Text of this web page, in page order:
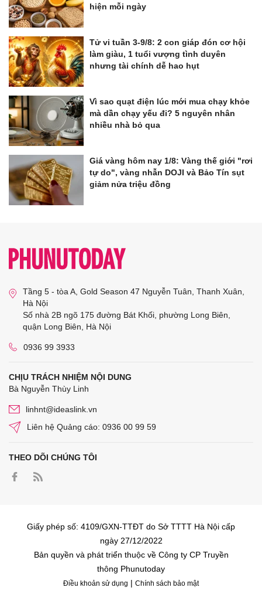
hiện mỗi ngày
Tử vi tuần 3-9/8: 2 con giáp đón cơ hội
làm giàu, 1 tuổi vượng tình duyên
nhưng tài chính dễ hao hụt
Vì sao quạt điện lúc mới mua chạy khỏe
mà dần chạy yếu đi? 5 nguyên nhân
nhiều nhà bỏ qua
Giá vàng hôm nay 1/8: Vàng thế giới "rơi
tự do", vàng nhẫn DOJI và Bảo Tín sụt
giảm nửa triệu đồng
Tầng 5 - tòa A, Gold Season 47 Nguyễn Tuân, Thanh Xuân,
Hà Nội
Số nhà 2B ngõ 175 đường Bát Khối, phường Long Biên,
quận Long Biên, Hà Nội
0936 99 3933
CHỊU TRÁCH NHIỆM NỘI DUNG
Bà Nguyễn Thùy Linh
linhnt@ideaslink.vn
Liên hệ Quảng cáo: 0936 00 99 59
THEO DÕI CHÚNG TÔI
Giấy phép số: 4109/GXN-TTĐT do Sở TTTT Hà Nội cấp
ngày 27/12/2022
Bản quyền và phát triển thuộc về Công ty CP Truyền
thông Phunutoday
Điều khoản sử dụng | Chính sách bảo mật